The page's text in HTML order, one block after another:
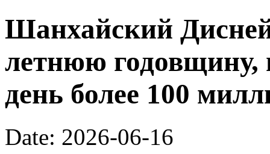
Шанхайский
летнюю годовщину,
день более 100
Date: 2026-06-16